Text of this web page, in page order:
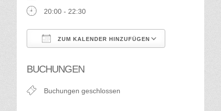
20:00 - 22:30
ZUM KALENDER HINZUFÜGEN
BUCHUNGEN
Buchungen geschlossen